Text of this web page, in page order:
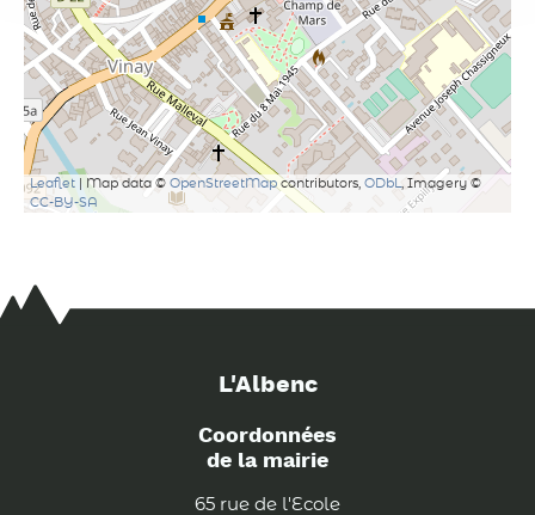
Leaflet | Map data © OpenStreetMap contributors, ODbL
, Imagery ©
CC-BY-SA
L'Albenc
Coordonnées
de la mairie
65 rue de l'Ecole